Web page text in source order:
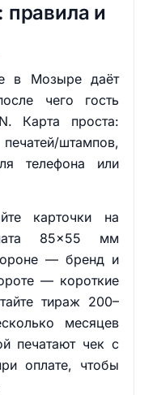
и
в Мозыре даёт
чего гость
Карта проста:
штампов,
телефона или
карточки на
85×55 мм
— бренд и
— короткие
тираж 200–
месяцев
печатают чек с
оплате, чтобы